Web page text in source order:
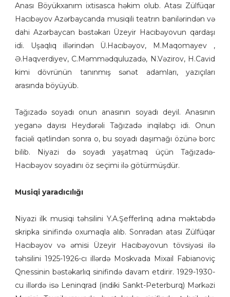
Anası Böyükxanım ixtisasca həkim olub. Atası Zülfüqar
Hacıbəyov Azərbaycanda musiqili teatrın banilərindən və
dahi Azərbaycan bəstəkarı Üzeyir Hacıbəyovun qardaşı
idi. Uşaqlıq illərindən Ü.Hacıbəyov, M.Maqomayev ,
Ə.Haqverdiyev, C.Məmmədquluzadə, N.Vəzirov, H.Cavid
kimi dövrünün tanınmış sənət adamları, yazıçıları
arasında böyüyüb.
Tağızadə soyadı onun anasının soyadı deyil. Anasının
yeganə dayısı Heydərəli Tağızadə inqilabçı idi. Onun
faciəli qətlindən sonra o, bu soyadı daşımağı özünə borc
bilib. Niyazi də soyadı yaşatmaq üçün Tağızadə-
Hacıbəyov soyadını öz seçimi ilə götürmüşdür.
Musiqi yaradıcılığı
Niyazi ilk musiqi təhsilini Y.A.Şefferlinq adına məktəbdə
skripka sinifində oxumaqla alıb. Sonradan atası Zülfüqar
Hacıbəyov və əmisi Üzeyir Hacıbəyovun tövsiyəsi ilə
təhsilini 1925-1926-cı illərdə Moskvada Mixail Fabianoviç
Qnessinin bəstəkarlıq sinifində davam etdirir. 1929-1930-
cu illərdə isə Leninqrad (indiki Sankt-Peterburq) Mərkəzi